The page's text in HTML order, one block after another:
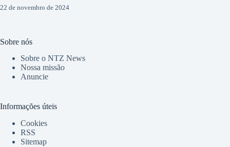
22 de novembro de 2024
Sobre nós
Sobre o NTZ News
Nossa missão
Anuncie
Informações úteis
Cookies
RSS
Sitemap